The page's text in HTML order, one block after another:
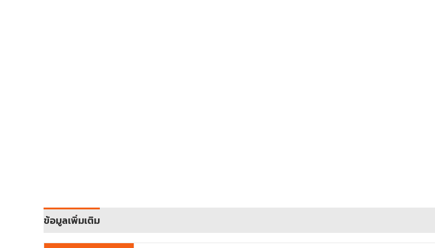
ข้อมูลเพิ่มเติม